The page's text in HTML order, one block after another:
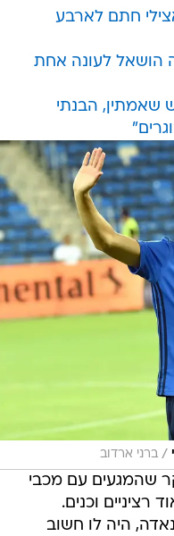
חתם לארבע
הושאל לעונה אחת
שאמתין, הבנתי
/ ברני ארדוב
שהמגעים עם מכבי
רציניים וכנים.
היה לו חשוב